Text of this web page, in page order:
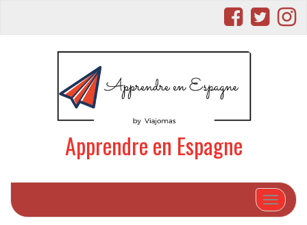
Apprendre en Espagne
Afficher/